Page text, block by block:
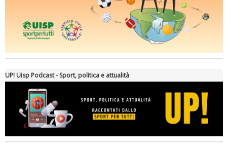
Ddl Lobby, Uisp: “Il Parlamento valorizzi le nostre specificità"
UP! Uisp Podcast - Sport, politica e attualità